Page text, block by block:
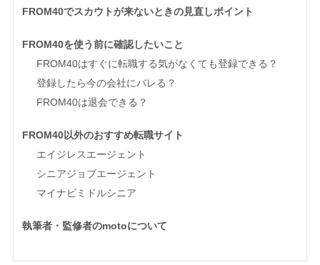
FROM40でスカウトが来ないときの見直しポイント
FROM40を使う前に確認したいこと
FROM40はすぐに転職する気がなくても登録できる？
登録したら今の会社にバレる？
FROM40は退会できる？
FROM40以外のおすすめ転職サイト
エイジレスエージェント
シニアジョブエージェント
マイナビミドルシニア
執筆者・監修者のmotoについて